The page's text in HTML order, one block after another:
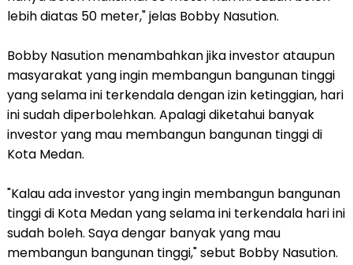
lebih diatas 50 meter," jelas Bobby Nasution.
Bobby Nasution menambahkan jika investor ataupun
masyarakat yang ingin membangun bangunan tinggi
yang selama ini terkendala dengan izin ketinggian, hari
ini sudah diperbolehkan. Apalagi diketahui banyak
investor yang mau membangun bangunan tinggi di
Kota Medan.
"Kalau ada investor yang ingin membangun bangunan
tinggi di Kota Medan yang selama ini terkendala hari ini
sudah boleh. Saya dengar banyak yang mau
membangun bangunan tinggi," sebut Bobby Nasution.